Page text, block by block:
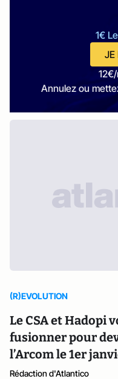
1€
JE
Annulez ou
(R)EVOLUTION
Le CSA et Hadopi
fusionner pour
l’Arcom le 1er
Rédaction d'Atlantico